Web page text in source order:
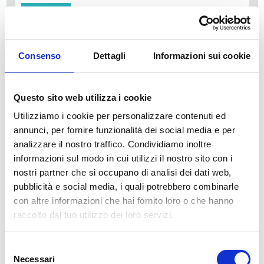
Consenso Dettagli Informazioni sui cookie
Questo sito web utilizza i cookie
Utilizziamo i cookie per personalizzare contenuti ed
annunci, per fornire funzionalità dei social media e per
analizzare il nostro traffico. Condividiamo inoltre
informazioni sul modo in cui utilizzi il nostro sito con i
nostri partner che si occupano di analisi dei dati web,
pubblicità e social media, i quali potrebbero combinarle
con altre informazioni che hai fornito loro o che hanno
raccolto dal tuo utilizzo dei loro servizi.
delNecessari
Disponibile
Tasse incluse
Descrizione
investimenti in nuove tecnologie made in Italy. Produciamo la